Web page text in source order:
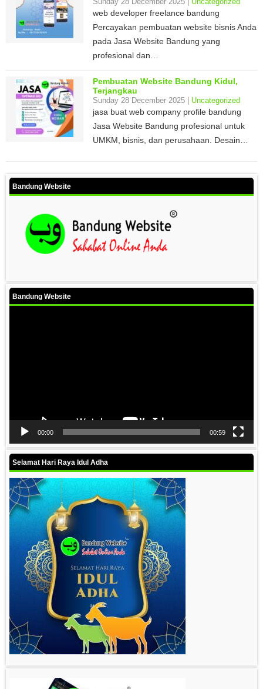
web developer freelance bandung
Percayakan pembuatan website bisnis Anda
pada Jasa Website Bandung yang
profesional dan…
Pembuatan Website Bandung Kidul,
Terjangkau
Sunday 28 December 2025 | Uncategorized
jasa buat web company profile bandung
Jasa Website Bandung profesional untuk
UMKM, bisnis, dan perusahaan. Desain…
Bandung Website
Bandung Website
00:00 00:59
Selamat Hari Raya Idul Adha